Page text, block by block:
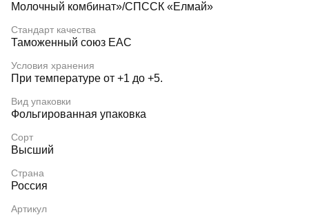
Молочный комбинат»/СПССК «Елмай»
Стандарт качества
Таможенный союз EAC
Условия хранения
При температуре от +1 до +5.
Вид упаковки
Фольгированная упаковка
Сорт
Высший
Страна
Россия
Артикул